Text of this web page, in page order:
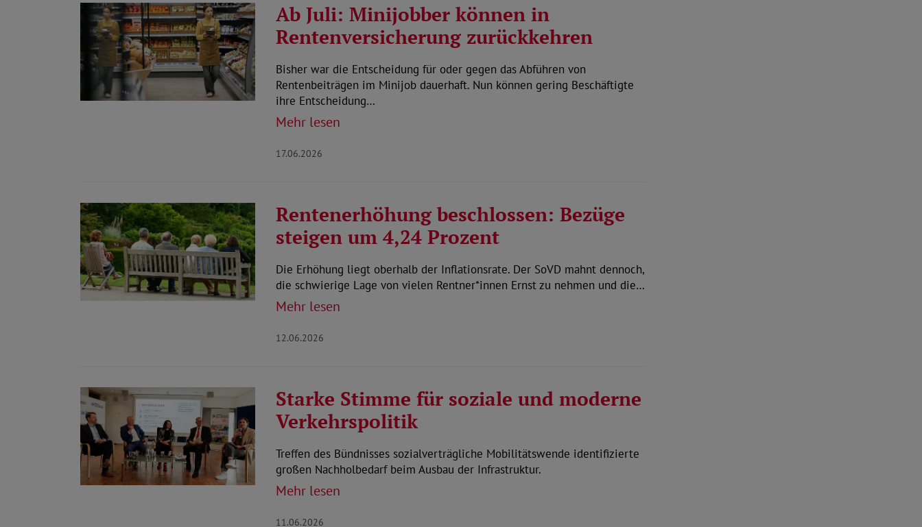
Ab Juli: Minijobber können in
Rentenversicherung zurückkehren
Bisher war die Entscheidung für oder gegen das Abführen von
Rentenbeiträgen im Minijob dauerhaft. Nun können gering Beschäftigte
ihre Entscheidung…
Mehr lesen
17.06.2026
Rentenerhöhung beschlossen: Bezüge
steigen um 4,24 Prozent
Die Erhöhung liegt oberhalb der Inflationsrate. Der SoVD mahnt dennoch,
die schwierige Lage von vielen Rentner*innen Ernst zu nehmen und die…
Mehr lesen
12.06.2026
Starke Stimme für soziale und moderne
Verkehrspolitik
Treffen des Bündnisses sozialverträgliche Mobilitätswende identifizierte
großen Nachholbedarf beim Ausbau der Infrastruktur.
Mehr lesen
11.06.2026